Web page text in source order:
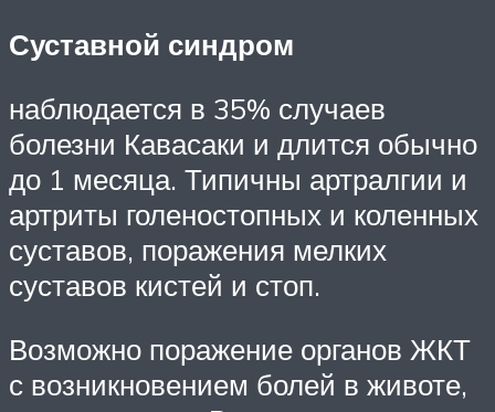
Суставной синдром
наблюдается в 35% случаев
болезни Кавасаки и длится обычно
до 1 месяца. Типичны артралгии и
артриты голеностопных и коленных
суставов, поражения мелких
суставов кистей и стоп.
Возможно поражение органов ЖКТ
с возникновением болей в животе,